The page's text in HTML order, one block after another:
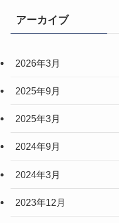
アーカイブ
2026年3月
2025年9月
2025年3月
2024年9月
2024年3月
2023年12月